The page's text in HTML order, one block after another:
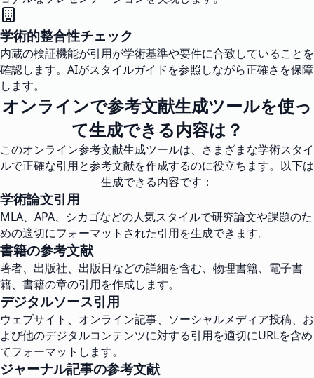
学術的整合性チェック
内蔵の検証機能が引用が学術基準や要件に合致していることを
確認します。AIがスタイルガイドを参照しながら正確さを保障
します。
オンラインで参考文献生成ツールを使っ
て生成できる内容は？
このオンライン参考文献生成ツールは、さまざまな学術スタイ
ルで正確な引用と参考文献を作成するのに役立ちます。以下は
生成できる内容です：
学術論文引用
MLA、APA、シカゴなどの人気スタイルで研究論文や課題のた
めの適切にフォーマットされた引用を生成できます。
書籍の参考文献
著者、出版社、出版日などの詳細を含む、物理書籍、電子書
籍、書籍の章の引用を作成します。
デジタルソース引用
ウェブサイト、オンライン記事、ソーシャルメディア投稿、お
よび他のデジタルコンテンツに対する引用を適切にURLを含め
てフォーマットします。
ジャーナル記事の参考文献